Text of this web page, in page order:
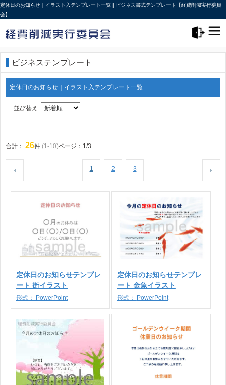
定休日のお知らせ｜イラスト入テンプレート一覧 | ビジネス書式テンプレート【経費削減実行委員
会】
ビジネステンプレート
定休日のお知らせ｜イラスト入テンプレート一覧
並び替え:
合計： 26件 (1-10)ページ：1/3
1 2 3
定休日のお知らせテンプレ
ート 街イラスト
形式： PowerPoint
定休日のお知らせテンプレ
ート 金魚イラスト
形式： PowerPoint